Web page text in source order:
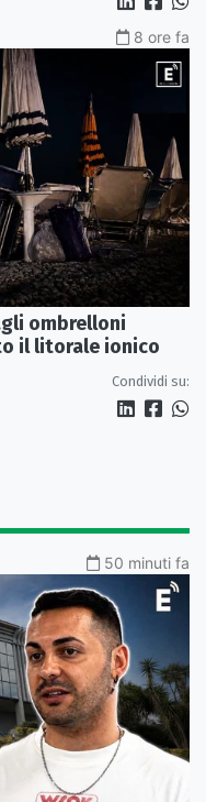
8 ore fa
ombrelloni
il litorale ionico
Condividi su:
50 minuti fa